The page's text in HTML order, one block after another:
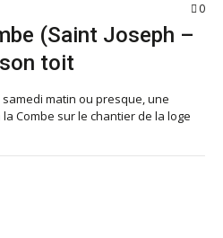
0
(Saint Joseph –
toit
matin ou presque, une
Combe sur le chantier de la loge